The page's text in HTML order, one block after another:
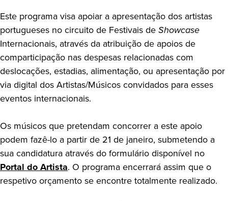
Este programa visa apoiar a apresentação dos artistas
portugueses no circuito de Festivais deShowcase
Internacionais, através da atribuição de apoios de
comparticipação nas despesas relacionadas com
deslocações, estadias, alimentação, ou apresentação por
via digital dos Artistas/Músicos convidados para esses
eventos internacionais.
Os músicos que pretendam concorrer a este apoio
podem fazê-lo a partir de 21 de janeiro, submetendo a
sua candidatura através do formulário disponível no
Portal do Artista. O programa encerrará assim que o
respetivo orçamento se encontre totalmente realizado.